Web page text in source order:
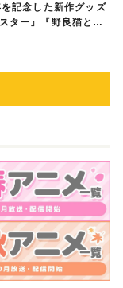
記念した新作グッズ
ター』『野良猫と